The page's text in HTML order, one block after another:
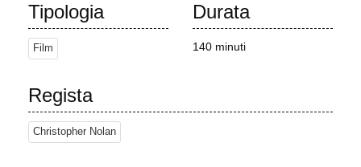
Tipologia
Film
Durata
140 minuti
Regista
Christopher Nolan